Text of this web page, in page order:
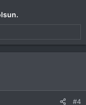
#4